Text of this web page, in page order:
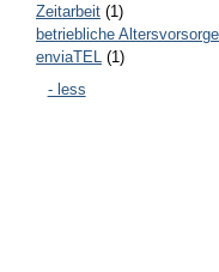
Zeitarbeit (1)
betriebliche Altersvorsorge
enviaTEL
(1)
- less